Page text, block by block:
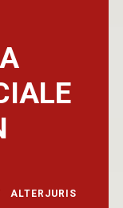
ALTERJURIS